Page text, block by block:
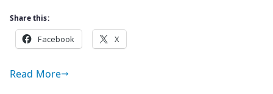
1950
Share this:
Facebook X
Read More